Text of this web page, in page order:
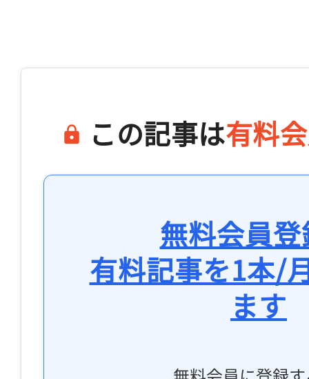
この記事は有料
無料会員
有料記事を1本/
ます